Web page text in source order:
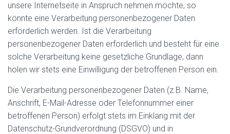
unsere Internetseite in Anspruch nehmen möchte, so
könnte eine Verarbeitung personenbezogener Daten
erforderlich werden. Ist die Verarbeitung
personenbezogener Daten erforderlich und besteht für eine
solche Verarbeitung keine gesetzliche Grundlage, dann
holen wir stets eine Einwilligung der betroffenen Person ein.
Die Verarbeitung personenbezogener Daten (z.B. Name,
Anschrift, E-Mail-Adresse oder Telefonnummer einer
betroffenen Person) erfolgt stets im Einklang mit der
Datenschutz-Grundverordnung (DSGVO) und in